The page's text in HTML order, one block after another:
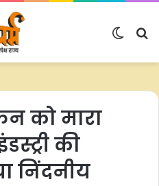
Switch
को मारा
की
निंदनीय